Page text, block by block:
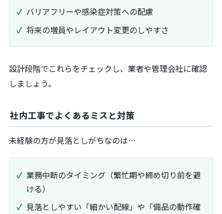
バリアフリーや感染症対策への配慮
将来の増員やレイアウト変更のしやすさ
設計段階でこれらをチェックし、業者や管理会社に確認
しましょう。
社内工事でよくあるミスと対策
未経験の方が見落としがちなのは…
業務中断のタイミング（繁忙期や締め切り前を避
ける）
見落としやすい「細かい配線」や「備品の動作確